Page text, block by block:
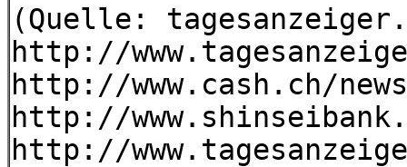
(Quelle:
http://
http://www.cash.ch/
http://
http://